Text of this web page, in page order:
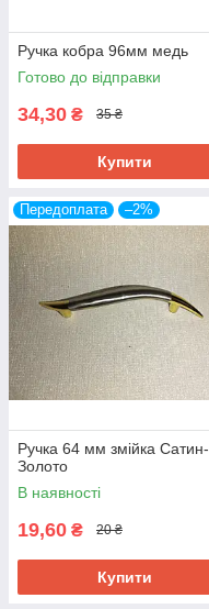
Ручка кобра 96мм медь
Готово до відправки
34,30 ₴ 35 ₴
Купити
Передоплата –2%
Ручка 64 мм змійка Сатин-
Золото
В наявності
19,60 ₴ 20 ₴
Купити